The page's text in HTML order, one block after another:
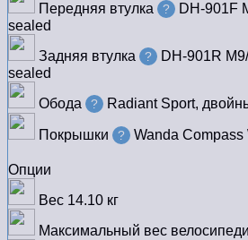
Передняя втулка
?
DH-901F
sealed
Задняя втулка
?
DH-901R
sealed
Обода
? Radiant Sport,
Покрышки ? Wanda Compass
Опции
Вес 14.10 кг
Максимальный вес